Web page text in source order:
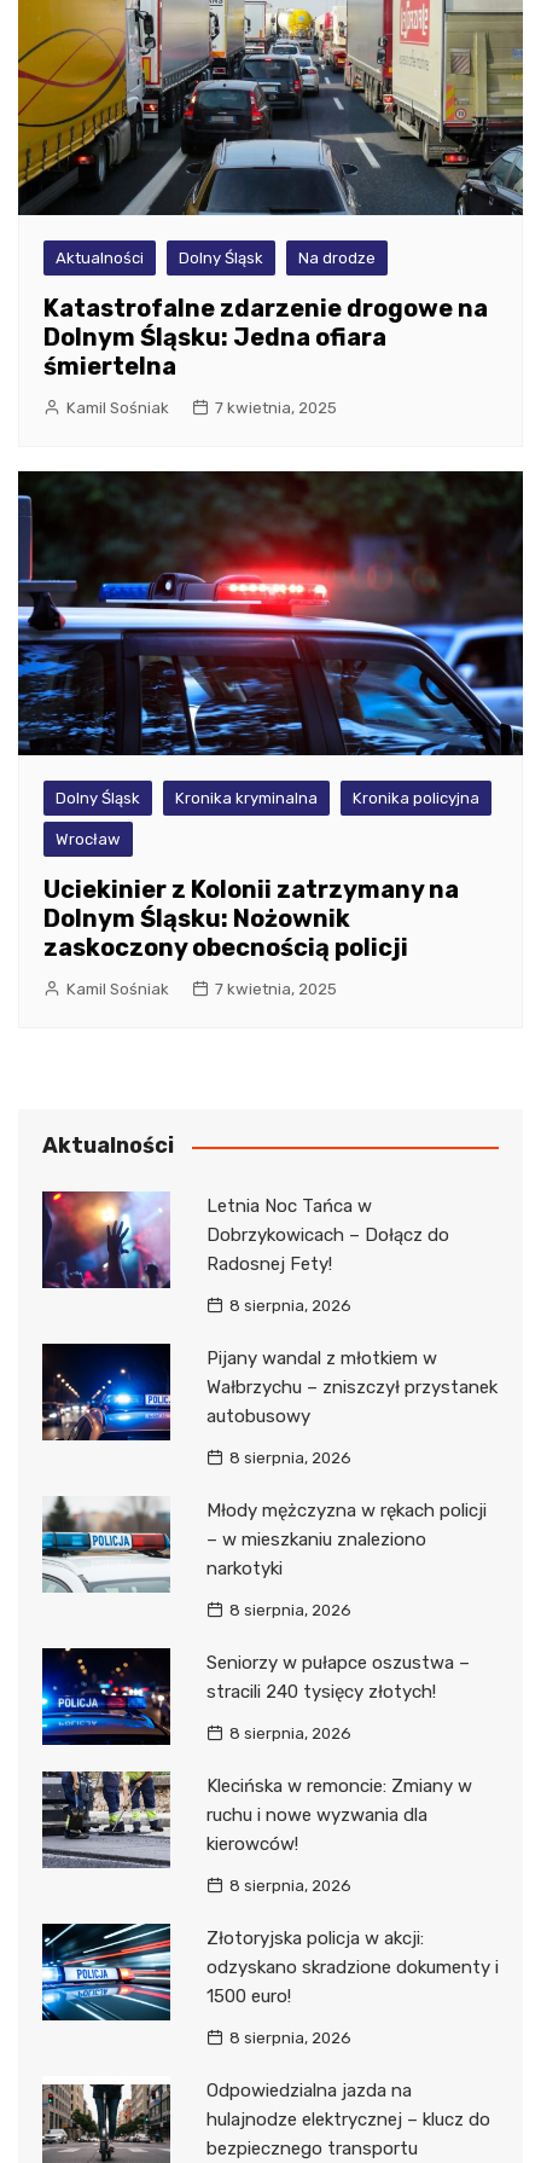
Aktualności Dolny Śląsk Na drodze
Katastrofalne zdarzenie drogowe na
Dolnym Śląsku: Jedna ofiara
śmiertelna
Kamil Sośniak 7 kwietnia, 2025
Dolny Śląsk Kronika kryminalna Kronika policyjna
Wrocław
Uciekinier z Kolonii zatrzymany na
Dolnym Śląsku: Nożownik
zaskoczony obecnością policji
Kamil Sośniak 7 kwietnia, 2025
Aktualności
Letnia Noc Tańca w
Dobrzykowicach – Dołącz do
Radosnej Fety!
8 sierpnia, 2026
Pijany wandal z młotkiem w
Wałbrzychu – zniszczył przystanek
autobusowy
8 sierpnia, 2026
Młody mężczyzna w rękach policji
– w mieszkaniu znaleziono
narkotyki
8 sierpnia, 2026
Seniorzy w pułapce oszustwa –
stracili 240 tysięcy złotych!
8 sierpnia, 2026
Klecińska w remoncie: Zmiany w
ruchu i nowe wyzwania dla
kierowców!
8 sierpnia, 2026
Złotoryjska policja w akcji:
odzyskano skradzione dokumenty i
1500 euro!
8 sierpnia, 2026
Odpowiedzialna jazda na
hulajnodze elektrycznej – klucz do
bezpiecznego transportu